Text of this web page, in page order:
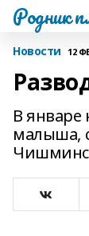
Родник
Новости 12
В январе
малыша,